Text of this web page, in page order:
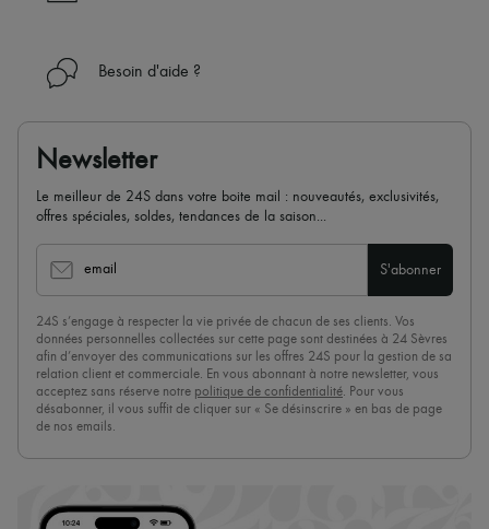
Besoin d'aide ?
Newsletter
Le meilleur de 24S dans votre boite mail : nouveautés, exclusivités,
offres spéciales, soldes, tendances de la saison...
email S'abonner
24S s’engage à respecter la vie privée de chacun de ses clients. Vos
données personnelles collectées sur cette page sont destinées à 24 Sèvres
afin d’envoyer des communications sur les offres 24S pour la gestion de sa
relation client et commerciale. En vous abonnant à notre newsletter, vous
acceptez sans réserve notre politique de confidentialité. Pour vous
désabonner, il vous suffit de cliquer sur « Se désinscrire » en bas de page
de nos emails.